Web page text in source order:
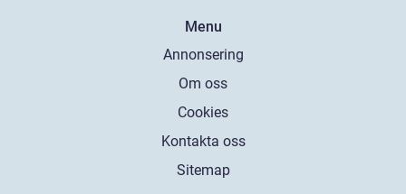
Menu
Annonsering
Om oss
Cookies
Kontakta oss
Sitemap